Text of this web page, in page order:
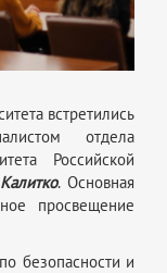
встретились
отдела
Российской
. Основная
просвещение
безопасности и